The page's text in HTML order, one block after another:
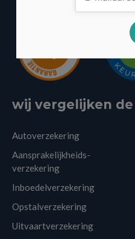
wij vergelijken
Autoverzekering
Aansprakelijkheids-
verzekering
Inboedelverzekering
Opstalverzekering
Uitvaartverzekering